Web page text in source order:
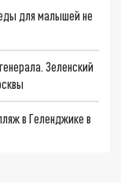
для малышей не
Зеленский
в Геленджике в